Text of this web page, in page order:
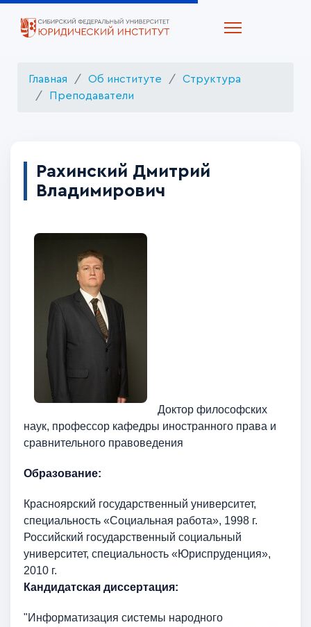
Главная Об институте
Структура
Преподаватели
Рахинский Дмитрий
Владимирович
Доктор философских
наук, профессор кафедры иностранного права и
сравнительного правоведения
Образование:
Красноярский государственный университет,
специальность «Социальная работа», 1998 г.
Российский государственный социальный
университет, специальность «Юриспруденция»,
2010 г.
Кандидатская диссертация:
"Информатизация системы народного